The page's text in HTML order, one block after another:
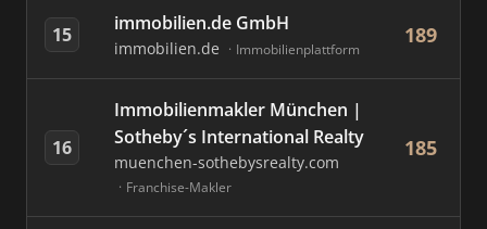
15 immobilien.de GmbH
immobilien.de Immobilienplattform
189
16
Immobilienmakler München |
Sotheby´s International Realty
muenchen-sothebysrealty.com
Franchise-Makler
185